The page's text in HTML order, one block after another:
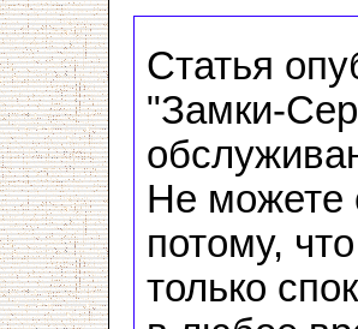
Статья
"Замки-
Не можете
потому,
только